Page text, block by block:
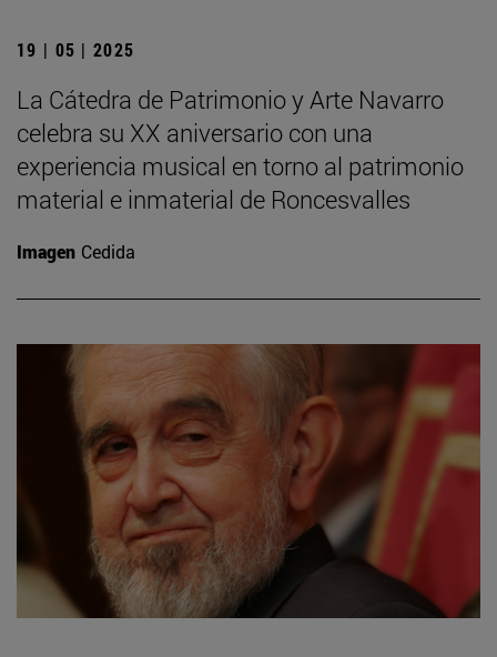
19 | 05 | 2025
La Cátedra de Patrimonio y Arte Navarro
celebra su XX aniversario con una
experiencia musical en torno al patrimonio
material e inmaterial de Roncesvalles
Imagen Cedida